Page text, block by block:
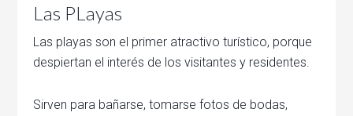
Las PLayas
Las playas son el primer atractivo turístico, porque
despiertan el interés de los visitantes y residentes.
Sirven para bañarse, tomarse fotos de bodas,